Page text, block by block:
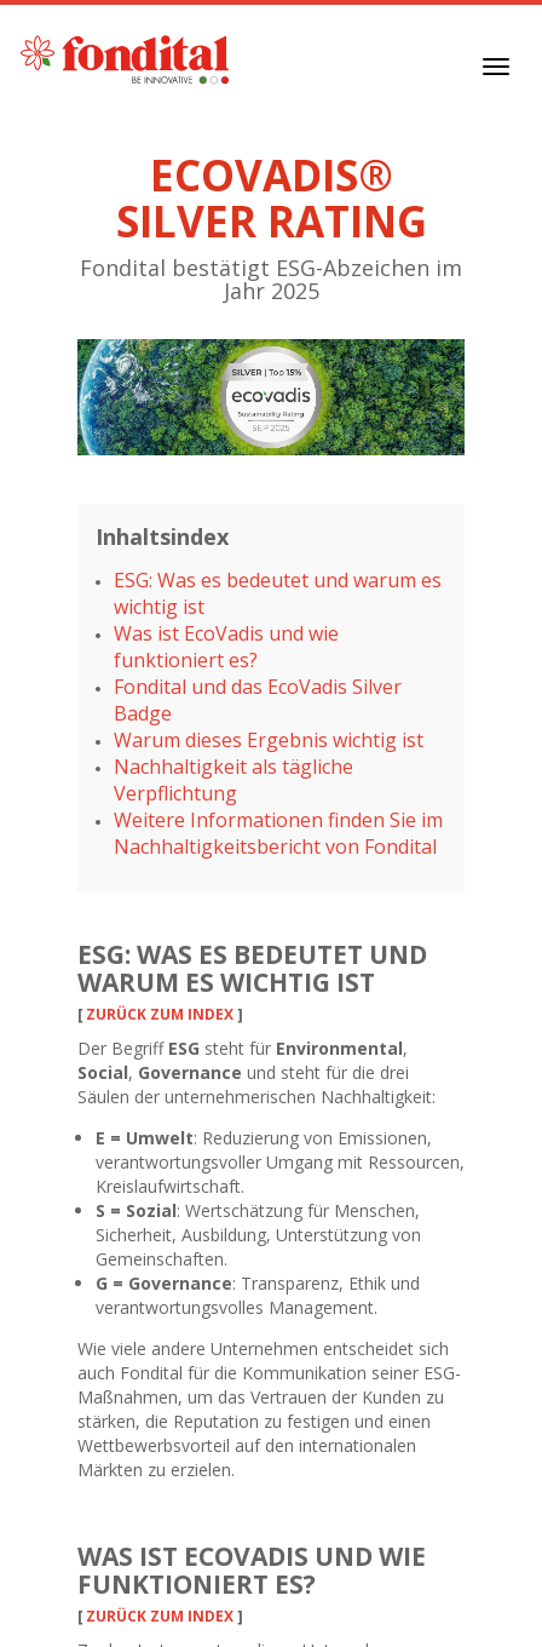
ECOVADIS®
SILVER RATING
Fondital bestätigt ESG-Abzeichen im
Jahr 2025
Inhaltsindex
ESG: Was es bedeutet und warum es
wichtig ist
Was ist EcoVadis und wie
funktioniert es?
Fondital und das EcoVadis Silver
Badge
Warum dieses Ergebnis wichtig ist
Nachhaltigkeit als tägliche
Verpflichtung
Weitere Informationen finden Sie im
Nachhaltigkeitsbericht von Fondital
ESG: WAS ES BEDEUTET UND
WARUM ES WICHTIG IST
[ ZURÜCK ZUM INDEX]
Der Begriff ESG steht für Environmental,
Social, Governance und steht für die drei
Säulen der unternehmerischen Nachhaltigkeit:
E = Umwelt: Reduzierung von Emissionen,
verantwortungsvoller Umgang mit Ressourcen,
Kreislaufwirtschaft.
S = Sozial: Wertschätzung für Menschen,
Sicherheit, Ausbildung, Unterstützung von
Gemeinschaften.
G = Governance: Transparenz, Ethik und
verantwortungsvolles Management.
Wie viele andere Unternehmen entscheidet sich
auch Fondital für die Kommunikation seiner ESG-
Maßnahmen, um das Vertrauen der Kunden zu
stärken, die Reputation zu festigen und einen
Wettbewerbsvorteil auf den internationalen
Märkten zu erzielen.
WAS IST ECOVADIS UND WIE
FUNKTIONIERT ES?
[ ZURÜCK ZUM INDEX]